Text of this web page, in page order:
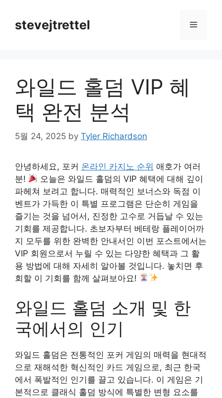
contentstevejtrettel Menu
와일드 홀덤 VIP 혜
택 완전 분석
5월 24, 2025 by Tyler Richardson
안녕하세요, 포커 온라인 카지노 순위 애호가 여러
분!
오늘은 와일드 홀덤의 VIP 혜택에 대해 깊이
파헤쳐 보려고 합니다. 매력적인 보너스와 독점 이
벤트가 가득한 이 특별 프로그램은 단순히 게임을
즐기는 것을 넘어서, 진정한 고수로 거듭날 수 있는
기회를 제공합니다. 초보자부터 베테랑 플레이어까
지 모두를 위한 완벽한 안내서인 이번 포스트에서는
VIP 회원으로서 누릴 수 있는 다양한 혜택과 그 활
용 방법에 대해 자세히 알아볼 것입니다. 놓치면 후
회할 이 기회를 함께 살펴보아요!
와일드 홀덤 소개 및 한
국에서의 인기
와일드 홀덤은 전통적인 포커 게임의 매력을 현대적
으로 재해석한 혁신적인 카드 게임으로, 최근 한국
에서 폭발적인 인기를 끌고 있습니다. 이 게임은 기
본적으로 클래식 홀덤 방식에 특별한 변형 요소를